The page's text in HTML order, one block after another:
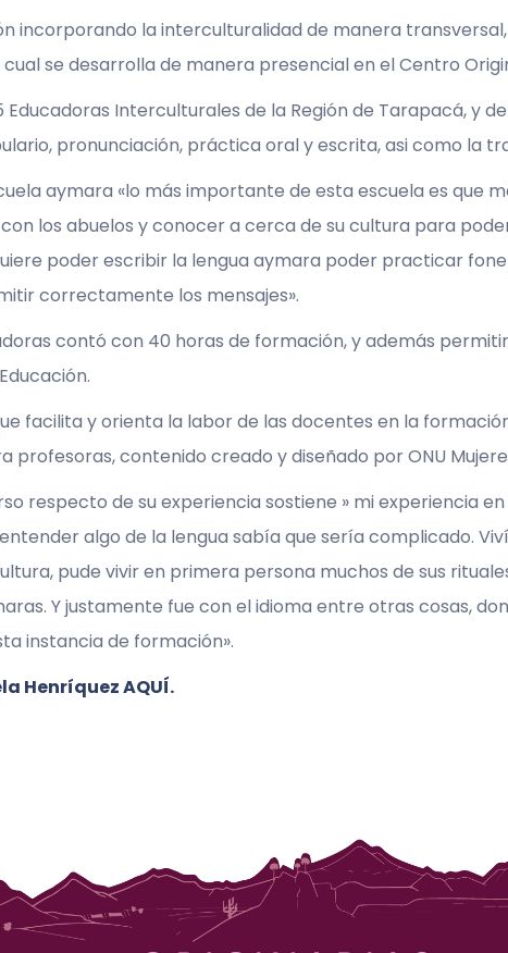
incorporando la interculturalidad de manera transversal,
cual se desarrolla de manera presencial en el Centro
Interculturales de la Región de Tarapacá, y
pronunciación, práctica oral y escrita, asi como la
aymara «lo más importante de esta escuela es que
los abuelos y conocer a cerca de su cultura para
poder escribir la lengua aymara poder practicar
correctamente los mensajes».
contó con 40 horas de formación, y además
facilita y orienta la labor de las docentes en la
profesoras, contenido creado y diseñado por ONU
respecto de su experiencia sostiene » mi experiencia
algo de la lengua sabía que sería complicado.
pude vivir en primera persona muchos de sus
Y justamente fue con el idioma entre otras cosas,
instancia de formación».
Henríquez AQUÍ.